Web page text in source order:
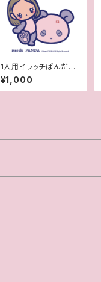
1人用イラッチぱんだ風
似顔絵
¥1,000